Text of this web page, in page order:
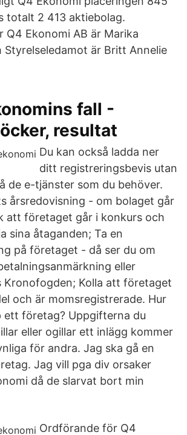
totalt 2 413 aktiebolag.
Q4 Ekonomi AB är Marika
Styrelseledamot är Britt Annelie
fall -
resultat
Du kan också ladda ner
ditt registreringsbevis utan
de e-tjänster som du behöver.
årsredovisning - om bolaget går
att företaget går i konkurs och
sina åtaganden; Ta en
på företaget - då ser du om
eller
Kronofogden; Kolla att företaget
och är momsregistrerade. Hur
ett företag? Uppgifterna du
eller ogillar ett inlägg kommer
för andra. Jag ska gå en
Jag vill pga div orsaker
då de slarvat bort min
Ordförande för Q4